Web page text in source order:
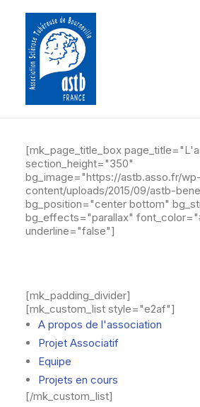
COMPRENDRE LA STB
SOIGNER LA STB
VIVRE AVEC LA STB
SOUTENIR L’ASTB
FAIRE UN DON
RECHERCHE
PANIER
[mk_page_title_box
section_height="350"
bg_image="https://astb.asso.fr/wp-
content/uploads/2015/09/astb-
bg_position="center bottom"
bg_effects="parallax"
underline="false"]
[mk_padding_divider]
[mk_custom_list style="e2af"]
A propos de l'association
Projet Associatif
Equipe
Projets en cours
[/mk_custom_list]